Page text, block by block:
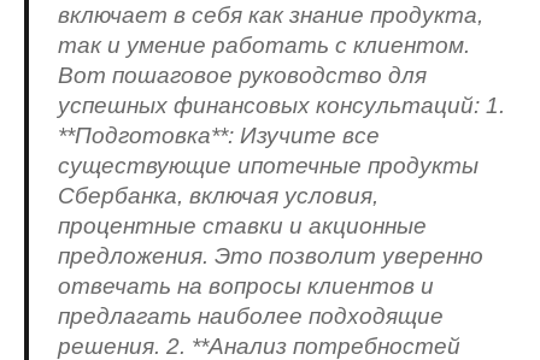
включает в себя как знание продукта,
так и умение работать с клиентом.
Вот пошаговое руководство для
успешных финансовых консультаций: 1.
**Подготовка**: Изучите все
существующие ипотечные продукты
Сбербанка, включая условия,
процентные ставки и акционные
предложения. Это позволит уверенно
отвечать на вопросы клиентов и
предлагать наиболее подходящие
решения. 2. **Анализ потребностей